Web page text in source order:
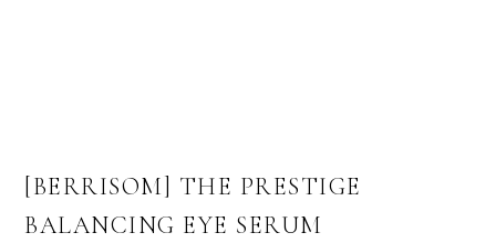
[BERRISOM] THE PRESTIGE
BALANCING EYE SERUM